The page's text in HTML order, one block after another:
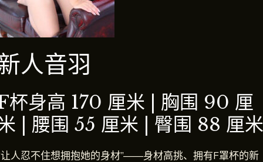
人音羽
杯身高 170 厘米 | 胸围 90 厘
| 腰围 55 厘米 | 臀围 88 厘米
让人忍不住想拥抱她的身材”——身材高挑、拥有F罩杯的新